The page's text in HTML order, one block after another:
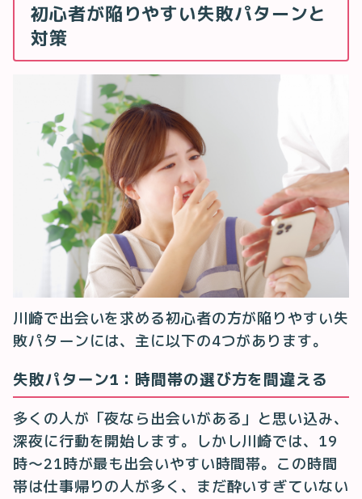
初心者が陥りやすい失敗パターンと
対策
川崎で出会いを求める初心者の方が陥りやすい失
敗パターンには、主に以下の4つがあります。
失敗パターン1：時間帯の選び方を間違える
多くの人が「夜なら出会いがある」と思い込み、
深夜に行動を開始します。しかし川崎では、19
時〜21時が最も出会いやすい時間帯。この時間
帯は仕事帰りの人が多く、まだ酔いすぎていない